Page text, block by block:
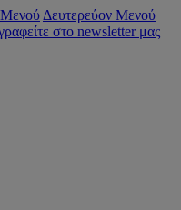
Μενού Δευτερεύον Μενού
στο newsletter μας